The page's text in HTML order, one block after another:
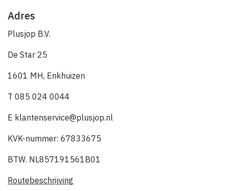
Adres
Plusjop B.V.
De Star 25
1601 MH, Enkhuizen
T 085 024 0044
E klantenservice@plusjop.nl
KVK-nummer: 67833675
BTW. NL857191561B01
Routebeschrijving